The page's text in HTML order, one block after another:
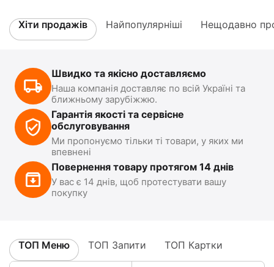
Хіти продажів Найпопулярніші Нещодавно
Швидко та якісно доставляємо
Наша компанія доставляє по всій Україні та
ближньому зарубіжжю.
Гарантія якості та сервісне
обслуговування
Ми пропонуємо тільки ті товари, у яких ми
впевнені
Повернення товару протягом 14 днів
У вас є 14 днів, щоб протестувати вашу
покупку
ТОП Меню ТОП Запити ТОП Картки